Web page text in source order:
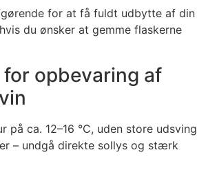
for at få fuldt udbytte af din
du ønsker at gemme flaskerne
opbevaring af
på ca. 12–16 °C, uden store udsving
– undgå direkte sollys og stærk